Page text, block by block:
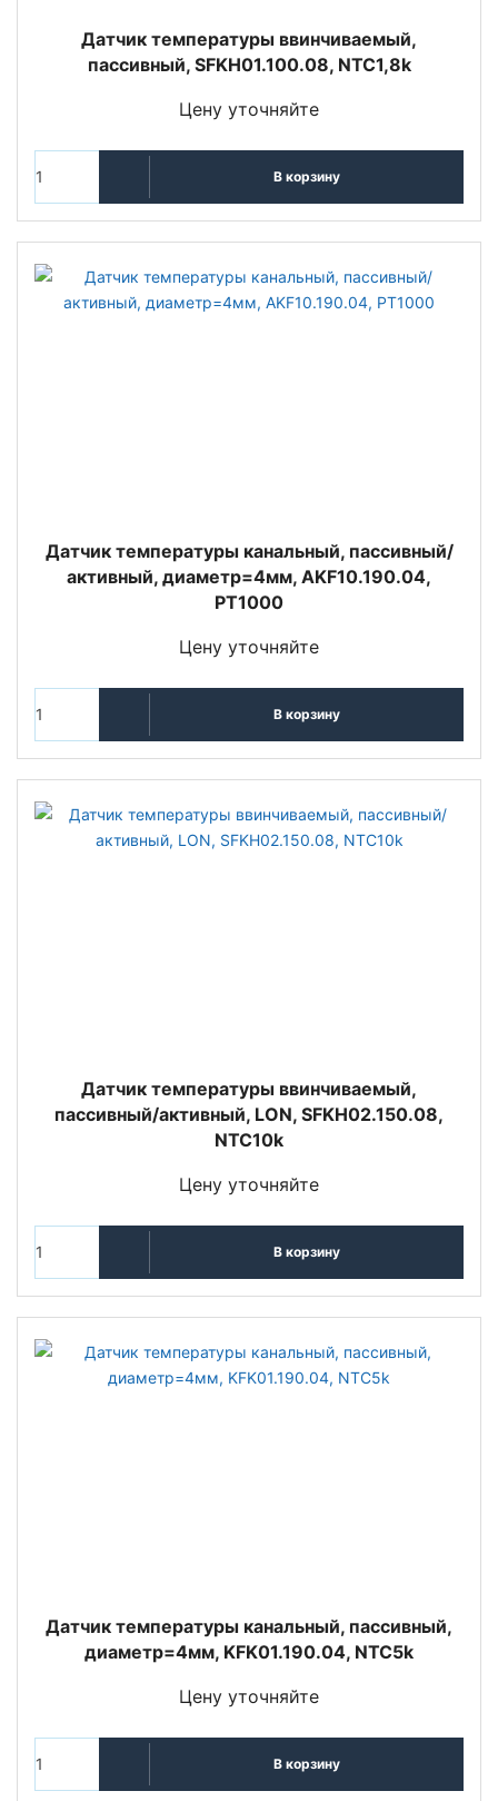
Датчик температуры ввинчиваемый,
пассивный, SFKH01.100.08, NTC1,8k
Цену уточняйте
В корзину
Датчик температуры канальный, пассивный/
активный, диаметр=4мм, AKF10.190.04,
PT1000
Цену уточняйте
В корзину
Датчик температуры ввинчиваемый,
пассивный/активный, LON, SFKH02.150.08,
NTC10k
Цену уточняйте
В корзину
Датчик температуры канальный, пассивный,
диаметр=4мм, KFK01.190.04, NTC5k
Цену уточняйте
В корзину